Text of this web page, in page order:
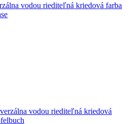
vodou riediteľná kriedová farba